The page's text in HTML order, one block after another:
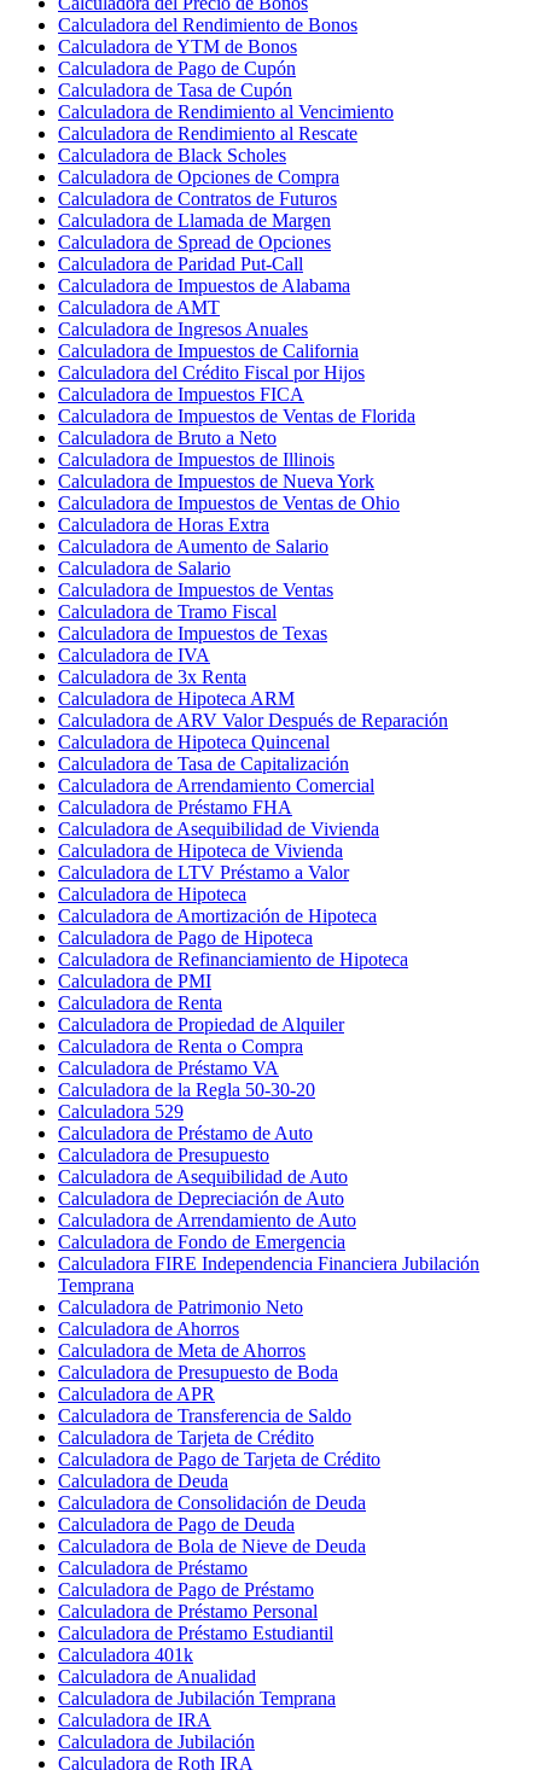
Calculadora del Rendimiento de Bonos
Calculadora de YTM de Bonos
Calculadora de Pago de Cupón
Calculadora de Tasa de Cupón
Calculadora de Rendimiento al Vencimiento
Calculadora de Rendimiento al Rescate
Calculadora de Black Scholes
Calculadora de Opciones de Compra
Calculadora de Contratos de Futuros
Calculadora de Llamada de Margen
Calculadora de Spread de Opciones
Calculadora de Paridad Put-Call
Calculadora de Impuestos de Alabama
Calculadora de AMT
Calculadora de Ingresos Anuales
Calculadora de Impuestos de California
Calculadora del Crédito Fiscal por Hijos
Calculadora de Impuestos FICA
Calculadora de Impuestos de Ventas de Florida
Calculadora de Bruto a Neto
Calculadora de Impuestos de Illinois
Calculadora de Impuestos de Nueva York
Calculadora de Impuestos de Ventas de Ohio
Calculadora de Horas Extra
Calculadora de Aumento de Salario
Calculadora de Salario
Calculadora de Impuestos de Ventas
Calculadora de Tramo Fiscal
Calculadora de Impuestos de Texas
Calculadora de IVA
Calculadora de 3x Renta
Calculadora de Hipoteca ARM
Calculadora de ARV Valor Después de Reparación
Calculadora de Hipoteca Quincenal
Calculadora de Tasa de Capitalización
Calculadora de Arrendamiento Comercial
Calculadora de Préstamo FHA
Calculadora de Asequibilidad de Vivienda
Calculadora de Hipoteca de Vivienda
Calculadora de LTV Préstamo a Valor
Calculadora de Hipoteca
Calculadora de Amortización de Hipoteca
Calculadora de Pago de Hipoteca
Calculadora de Refinanciamiento de Hipoteca
Calculadora de PMI
Calculadora de Renta
Calculadora de Propiedad de Alquiler
Calculadora de Renta o Compra
Calculadora de Préstamo VA
Calculadora de la Regla 50-30-20
Calculadora 529
Calculadora de Préstamo de Auto
Calculadora de Presupuesto
Calculadora de Asequibilidad de Auto
Calculadora de Depreciación de Auto
Calculadora de Arrendamiento de Auto
Calculadora de Fondo de Emergencia
Calculadora FIRE Independencia Financiera Jubilación
Temprana
Calculadora de Patrimonio Neto
Calculadora de Ahorros
Calculadora de Meta de Ahorros
Calculadora de Presupuesto de Boda
Calculadora de APR
Calculadora de Transferencia de Saldo
Calculadora de Tarjeta de Crédito
Calculadora de Pago de Tarjeta de Crédito
Calculadora de Deuda
Calculadora de Consolidación de Deuda
Calculadora de Pago de Deuda
Calculadora de Bola de Nieve de Deuda
Calculadora de Préstamo
Calculadora de Pago de Préstamo
Calculadora de Préstamo Personal
Calculadora de Préstamo Estudiantil
Calculadora 401k
Calculadora de Anualidad
Calculadora de Jubilación Temprana
Calculadora de IRA
Calculadora de Jubilación
Calculadora de Roth IRA